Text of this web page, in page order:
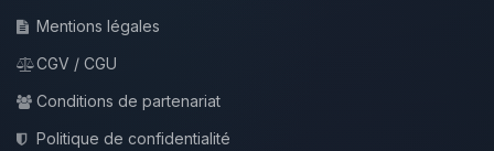
Mentions légales
CGV / CGU
Conditions de partenariat
Politique de confidentialité